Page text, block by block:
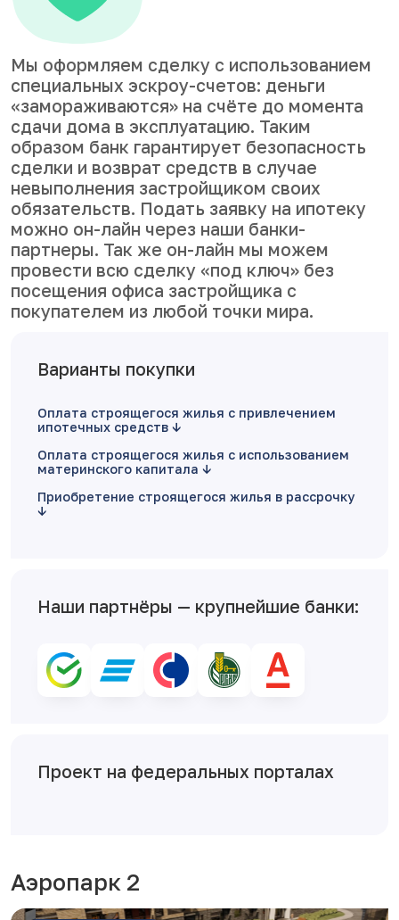
Мы оформляем сделку с использованием
специальных эскроу-счетов: деньги
«замораживаются» на счёте до момента
сдачи дома в эксплуатацию. Таким
образом банк гарантирует безопасность
сделки и возврат средств в случае
невыполнения застройщиком своих
обязательств. Подать заявку на ипотеку
можно он-лайн через наши банки-
партнеры. Так же он-лайн мы можем
провести всю сделку «под ключ» без
посещения офиса застройщика с
покупателем из любой точки мира.
Варианты покупки
Оплата строящегося жилья с привлечением
ипотечных средств
Оплата строящегося жилья с использованием
материнского капитала
Приобретение строящегося жилья в рассрочку
Наши партнёры — крупнейшие банки:
Проект на федеральных порталах
Аэропарк 2